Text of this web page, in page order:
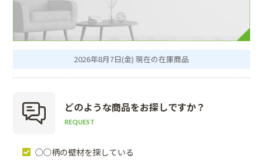
2026年8月7日(金) 現在の在庫商品
どのような商品をお探しですか？
REQUEST
○○柄の壁材を探している